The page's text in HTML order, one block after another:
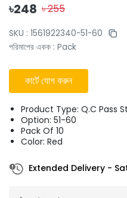
৳248 ৳255
SKU : 1561922340-51-60
পরিমাপের একক : Pack
কার্টে যোগ করুন
Product Type: Q.C Pass
Option: 51-60
Pack Of 10
Color: Red
Extended Delivery -